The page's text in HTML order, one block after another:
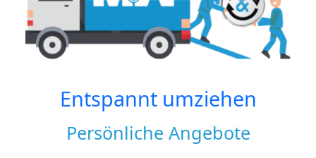
Entspannt umziehen
Persönliche Angebote